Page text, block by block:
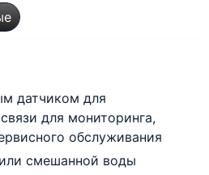
датчиком для
для мониторинга,
обслуживания
смешанной воды